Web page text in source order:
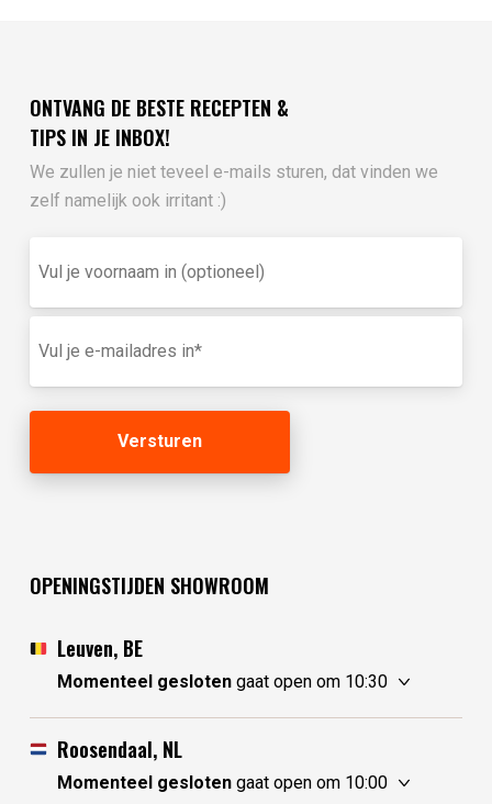
ONTVANG DE BESTE RECEPTEN &
TIPS IN JE INBOX!
We zullen je niet teveel e-mails sturen, dat vinden we
zelf namelijk ook irritant :)
je
in
(optioneel)
mailadres
OPENINGSTIJDEN SHOWROOM
Leuven, BE
Momenteel geslotengaat open om 10:30
zondag
maandag
gesloten
Roosendaal, NL
Momenteel geslotengaat open om 10:00